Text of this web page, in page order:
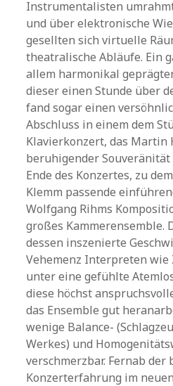
Instrumentalisten
und über elektronische
gesellten sich virtuelle
theatralische Abläufe. Ein
allem harmonikal
dieser einen Stunde über
fand sogar einen
Abschluss in einem dem
Klavierkonzert, das Martin
beruhigender
Ende des Konzertes, zu
Klemm passende
Wolfgang Rihms
großes Kammerensemble.
dessen inszenierte
Vehemenz Interpreten
unter eine gefühlte
diese höchst
das Ensemble gut
wenige Balance-
Werkes) und
verschmerzbar. Fernab der
Konzerterfahrung im